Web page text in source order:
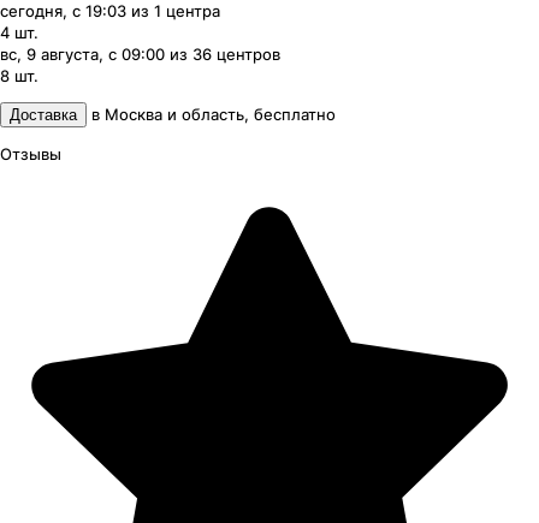
сегодня, с 19:03 из 1 центра
4 шт.
вс, 9 августа, с 09:00 из 36 центров
8 шт.
Доставка в Москва и область, бесплатно
Отзывы